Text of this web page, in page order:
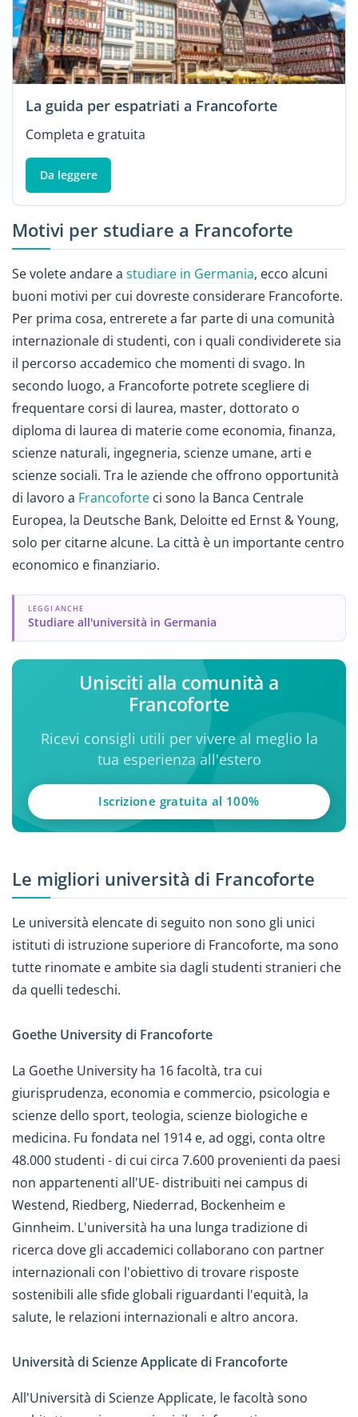
La guida per espatriati a Francoforte
Completa e gratuita
Da leggere
Motivi per studiare a Francoforte
Se volete andare a studiare in Germania, ecco alcuni
buoni motivi per cui dovreste considerare Francoforte.
Per prima cosa, entrerete a far parte di una comunità
internazionale di studenti, con i quali condividerete sia
il percorso accademico che momenti di svago. In
secondo luogo, a Francoforte potrete scegliere di
frequentare corsi di laurea, master, dottorato o
diploma di laurea di materie come economia, finanza,
scienze naturali, ingegneria, scienze umane, arti e
scienze sociali. Tra le aziende che offrono opportunità
di lavoro a Francoforte ci sono la Banca Centrale
Europea, la Deutsche Bank, Deloitte ed Ernst & Young,
solo per citarne alcune. La città è un importante centro
economico e finanziario.
LEGGI ANCHE
Studiare all'università in Germania
Unisciti alla comunità a
Francoforte
Ricevi consigli utili per vivere al meglio la
tua esperienza all'estero
Iscrizione gratuita al 100%
Le migliori università di Francoforte
Le università elencate di seguito non sono gli unici
istituti di istruzione superiore di Francoforte, ma sono
tutte rinomate e ambite sia dagli studenti stranieri che
da quelli tedeschi.
Goethe University di Francoforte
La Goethe University ha 16 facoltà, tra cui
giurisprudenza, economia e commercio, psicologia e
scienze dello sport, teologia, scienze biologiche e
medicina. Fu fondata nel 1914 e, ad oggi, conta oltre
48.000 studenti - di cui circa 7.600 provenienti da paesi
non appartenenti all'UE- distribuiti nei campus di
Westend, Riedberg, Niederrad, Bockenheim e
Ginnheim. L'università ha una lunga tradizione di
ricerca dove gli accademici collaborano con partner
internazionali con l'obiettivo di trovare risposte
sostenibili alle sfide globali riguardanti l'equità, la
salute, le relazioni internazionali e altro ancora.
Università di Scienze Applicate di Francoforte
All'Università di Scienze Applicate, le facoltà sono